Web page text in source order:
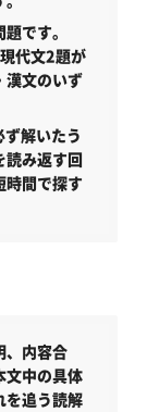
です。
代文2題が
漢文のいず
解いたう
読み返す回
時間で探す
、内容合
文中の具体
を追う読解